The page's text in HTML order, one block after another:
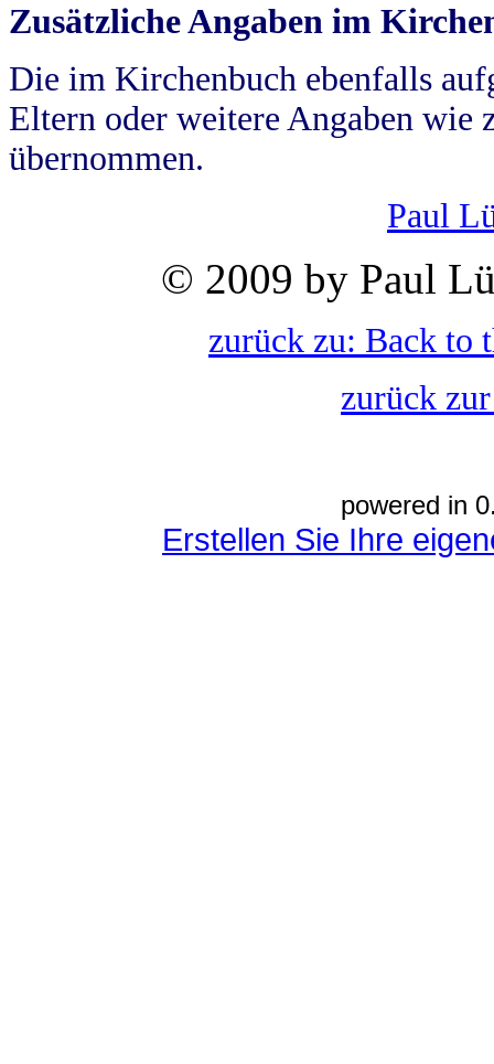
Zusätzliche Angaben im
Die im Kirchenbuch ebenfalls
Eltern oder weitere Angaben wie
übernommen.
Paul
© 2009 by Paul
zurück zu: Back to
zurück
powered in
Erstellen Sie Ihre